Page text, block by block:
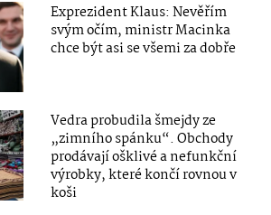
Exprezident Klaus: Nevěřím
svým očím, ministr Macinka
chce být asi se všemi za dobře
Vedra probudila šmejdy ze
„zimního spánku“. Obchody
prodávají ošklivé a nefunkční
výrobky, které končí rovnou v
koši